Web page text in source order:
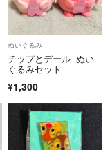
ぬいぐるみ
チップとデール ぬい
ぐるみセット
¥1,300